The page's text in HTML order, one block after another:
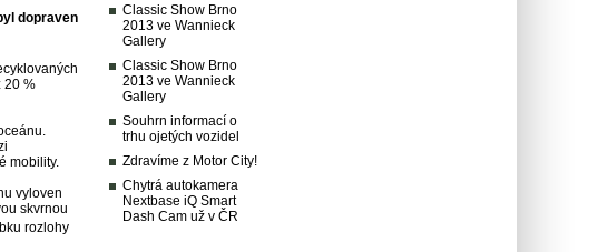
dopraven
20 %
mobility.
vyloven
skvrnou
rozlohy
Classic Show Brno
2013 ve Wannieck
Gallery
Classic Show Brno
2013 ve Wannieck
Gallery
Souhrn informací o
trhu ojetých vozidel
Zdravíme z Motor City!
Chytrá autokamera
Nextbase iQ Smart
Dash Cam už v ČR